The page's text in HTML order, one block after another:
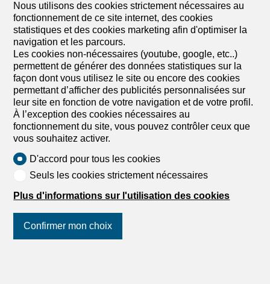
Bureau en location à Vaulruz -
63 m²
CHF 1'173.-/m²/mois, ch. c.
Grand-Rue 96, 1627 Vaulruz
2ème étage
Immédiatement
Opportunités à saisir – Bureaux à louer
Situé au 2ème étage d’un bâtiment commercial, ce
bureau bénéficie d’une belle exposition dans une
ambiance générale de type coworking où diverses
sociétés se partagent la cafétéria commune et les WC
communs. Idéal pour des bureaux d’architectes et/ou
d’ingénieurs ainsi que pour des PME, cette surface est
d’environ 63m2. Le bâtiment offre également d’autres
aspects positifs comme la présence d’une crèche au 1ère
étage, ainsi qu’un fitness, un restaurant et un
supermarché Denner au rez-de-chaussée. Un ascenseur
permet facilement l’accès aux personnes à mobilité
Nous utilisons des cookies strictement nécessaires au
fonctionnement de ce site internet, des cookies
statistiques et des cookies marketing afin d'optimiser la
navigation et les parcours.
Les cookies non-nécessaires (youtube, google, etc..)
permettent de générer des données statistiques sur la
façon dont vous utilisez le site ou encore des cookies
permettant d’afficher des publicités personnalisées sur
leur site en fonction de votre navigation et de votre profil.
À l’exception des cookies nécessaires au
fonctionnement du site, vous pouvez contrôler ceux que
vous souhaitez activer.
D'accord pour tous les cookies
Seuls les cookies strictement nécessaires
Plus d'informations sur l'utilisation des cookies
Confirmer mon choix